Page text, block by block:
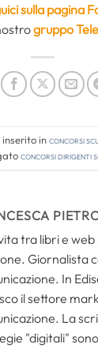
sulla pagina
gruppo
inConcorsi
concorsi dirigenti
tra libri e
Giornalista
In
il settore
La
"digitali"